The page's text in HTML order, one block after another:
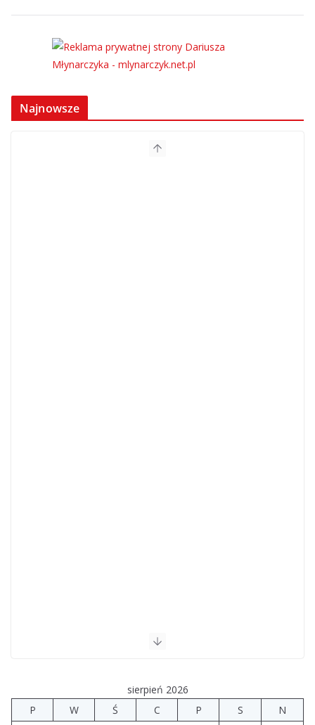
Najnowsze
sierpień 2026
P
W Ś C P S
N